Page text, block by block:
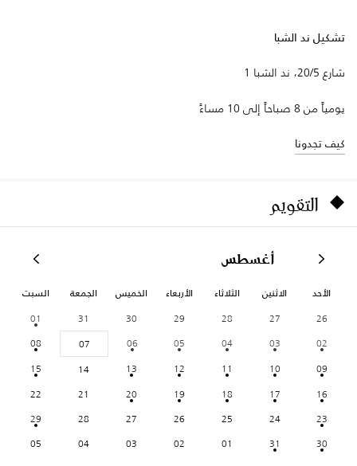
تشكيل ند الشبا
شارع 20/5، ند الشبا 1
يومياً من 8 صباحاً إلى 10 مساءً
كيف تجدونا
التقويم
أغسطس
الأحد الاثنين الثلاثاء الأربعاء الخميس الجمعة السبت
26
27
28
29
30
31
01
02
03
04
05
06
07
08
09
10
11
12
13
14
15
16
17
18
19
20
21
22
23
24
25
26
27
28
29
30
31
01
02
03
04
05